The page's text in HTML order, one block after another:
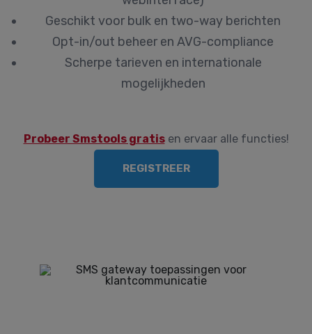
Geschikt voor bulk en two-way berichten
Opt-in/out beheer en AVG-compliance
Scherpe tarieven en internationale
mogelijkheden
Probeer Smstools gratisen ervaar alle functies!
REGISTREER